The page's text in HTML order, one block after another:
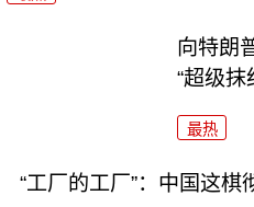
向特朗
“超级抹
最热
“工厂的工厂”：中国这棋